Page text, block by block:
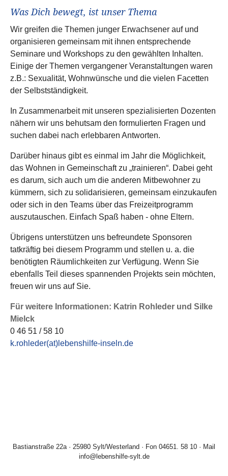
Was Dich bewegt, ist unser Thema
Wir greifen die Themen junger Erwachsener auf und
organisieren gemeinsam mit ihnen entsprechende
Seminare und Workshops zu den gewählten Inhalten.
Einige der Themen vergangener Veranstaltungen waren
z.B.: Sexualität, Wohnwünsche und die vielen Facetten
der Selbstständigkeit.
In Zusammenarbeit mit unseren spezialisierten Dozenten
nähern wir uns behutsam den formulierten Fragen und
suchen dabei nach erlebbaren Antworten.
Darüber hinaus gibt es einmal im Jahr die Möglichkeit,
das Wohnen in Gemeinschaft zu „trainieren“. Dabei geht
es darum, sich auch um die anderen Mitbewohner zu
kümmern, sich zu solidarisieren, gemeinsam einzukaufen
oder sich in den Teams über das Freizeitprogramm
auszutauschen. Einfach Spaß haben - ohne Eltern.
Übrigens unterstützen uns befreundete Sponsoren
tatkräftig bei diesem Programm und stellen u. a. die
benötigten Räumlichkeiten zur Verfügung. Wenn Sie
ebenfalls Teil dieses spannenden Projekts sein möchten,
freuen wir uns auf Sie.
Für weitere Informationen: Katrin Rohleder und Silke
Mielck
0 46 51 / 58 10
k.rohleder(at)lebenshilfe-inseln.de
Bastianstraße 22a · 25980 Sylt/Westerland · Fon 04651. 58 10 · Mail
info@lebenshilfe-sylt.de